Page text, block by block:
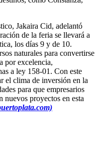
Jakaira Cid, adelantó
de la feria se llevará a
los días 9 y de 10.
naturales para convertirse
por excelencia,
a ley 158-01. Con este
el clima de inversión en la
para que empresarios
nuevos proyectos en esta